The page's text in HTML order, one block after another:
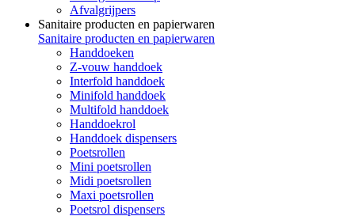
Afvalgrijpers
Sanitaire producten en papierwaren
Sanitaire producten en papierwaren
Handdoeken
Z-vouw handdoek
Interfold handdoek
Minifold handdoek
Multifold handdoek
Handdoekrol
Handdoek dispensers
Poetsrollen
Mini poetsrollen
Midi poetsrollen
Maxi poetsrollen
Poetsrol dispensers